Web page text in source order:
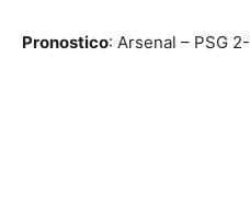
Pronostico: Arsenal – PSG 2-